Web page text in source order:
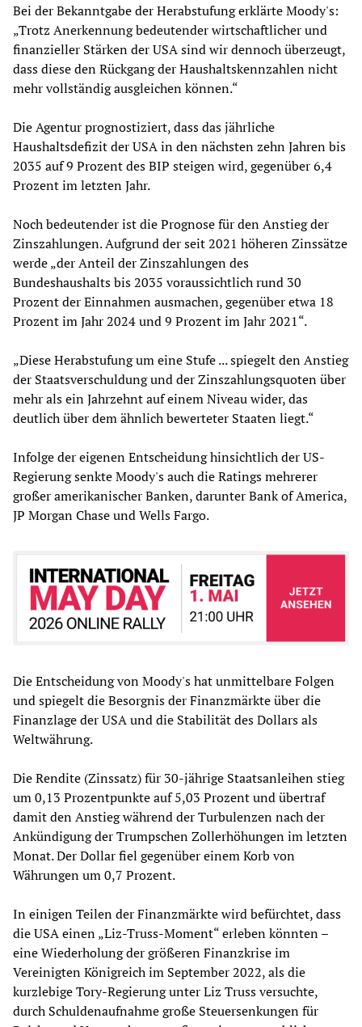
Bei der Bekanntgabe der Herabstufung erklärte Moody's:
„Trotz Anerkennung bedeutender wirtschaftlicher und
finanzieller Stärken der USA sind wir dennoch überzeugt,
dass diese den Rückgang der Haushaltskennzahlen nicht
mehr vollständig ausgleichen können.“
Die Agentur prognostiziert, dass das jährliche
Haushaltsdefizit der USA in den nächsten zehn Jahren bis
2035 auf 9 Prozent des BIP steigen wird, gegenüber 6,4
Prozent im letzten Jahr.
Noch bedeutender ist die Prognose für den Anstieg der
Zinszahlungen. Aufgrund der seit 2021 höheren Zinssätze
werde „der Anteil der Zinszahlungen des
Bundeshaushalts bis 2035 voraussichtlich rund 30
Prozent der Einnahmen ausmachen, gegenüber etwa 18
Prozent im Jahr 2024 und 9 Prozent im Jahr 2021“.
„Diese Herabstufung um eine Stufe ... spiegelt den Anstieg
der Staatsverschuldung und der Zinszahlungsquoten über
mehr als ein Jahrzehnt auf einem Niveau wider, das
deutlich über dem ähnlich bewerteter Staaten liegt.“
Infolge der eigenen Entscheidung hinsichtlich der US-
Regierung senkte Moody's auch die Ratings mehrerer
großer amerikanischer Banken, darunter Bank of America,
JP Morgan Chase und Wells Fargo.
Die Entscheidung von Moody's hat unmittelbare Folgen
und spiegelt die Besorgnis der Finanzmärkte über die
Finanzlage der USA und die Stabilität des Dollars als
Weltwährung.
Die Rendite (Zinssatz) für 30-jährige Staatsanleihen stieg
um 0,13 Prozentpunkte auf 5,03 Prozent und übertraf
damit den Anstieg während der Turbulenzen nach der
Ankündigung der Trumpschen Zollerhöhungen im letzten
Monat. Der Dollar fiel gegenüber einem Korb von
Währungen um 0,7 Prozent.
In einigen Teilen der Finanzmärkte wird befürchtet, dass
die USA einen „Liz-Truss-Moment“ erleben könnten –
eine Wiederholung der größeren Finanzkrise im
Vereinigten Königreich im September 2022, als die
kurzlebige Tory-Regierung unter Liz Truss versuchte,
durch Schuldenaufnahme große Steuersenkungen für